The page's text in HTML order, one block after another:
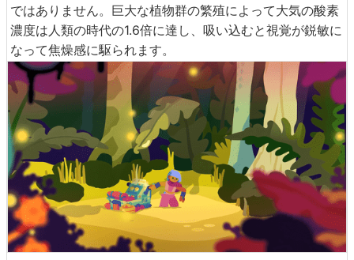
ではありません。巨大な植物群の繁殖によって大気の酸素
濃度は人類の時代の1.6倍に達し、吸い込むと視覚が鋭敏に
なって焦燥感に駆られます。